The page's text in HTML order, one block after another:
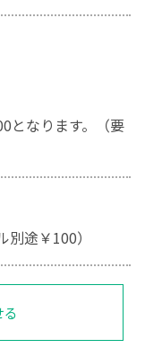
となります。（要
途￥100）